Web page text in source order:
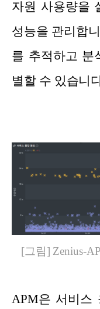
자원 사용량을
성능을 관리합
를 추적하고 분
별할 수 있습니
[그림] Zenius-
APM은 서비스